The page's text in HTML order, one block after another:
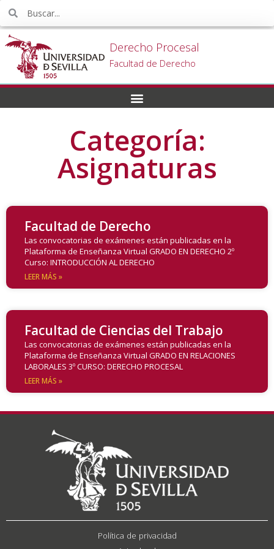
Derecho Procesal
Facultad de Derecho
Categoría:
Asignaturas
Facultad de Derecho
Las convocatorias de exámenes están publicadas en la
Plataforma de Enseñanza Virtual GRADO EN DERECHO 2º
Curso: INTRODUCCIÓN AL DERECHO
LEER MÁS »
Facultad de Ciencias del Trabajo
Las convocatorias de exámenes están publicadas en la
Plataforma de Enseñanza Virtual GRADO EN RELACIONES
LABORALES 3º CURSO: DERECHO PROCESAL
LEER MÁS »
Política de privacidad